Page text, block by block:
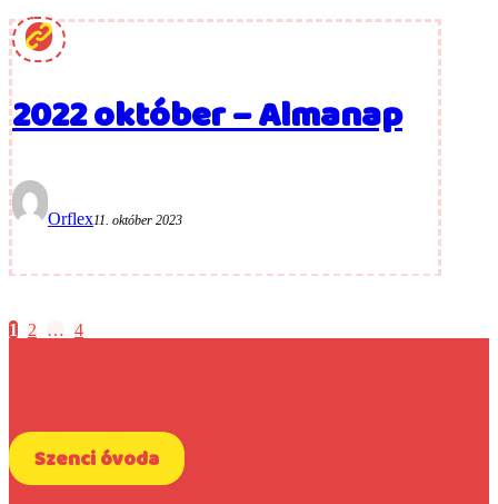
2022 október – Almanap
Orflex11. október 2023
Bejegyzések
1 2 … 4
Szenci óvoda